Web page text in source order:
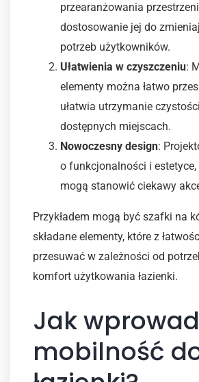
przearanżowania
dostosowanie jej do
potrzeb użytkowników.
Ułatwienia w czyszczeniu:
elementy można łatwo
ułatwia utrzymanie
dostępnych miejscach.
Nowoczesny design:
o funkcjonalności i
mogą stanowić ciekawy
Przykładem mogą być szafki na
składane elementy, które z
przesuwać w zależności od
komfort użytkowania łazienki.
Jak
mobilność